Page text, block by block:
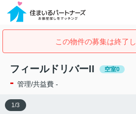
この物件の募集は終了し
フィールドリバーII 空室0
- 管理/共益費 -
1/3